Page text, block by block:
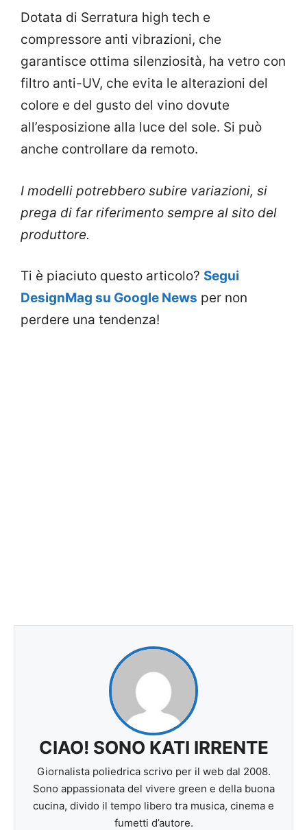
Dotata di Serratura high tech e
compressore anti vibrazioni, che
garantisce ottima silenziosità, ha vetro con
filtro anti-UV, che evita le alterazioni del
colore e del gusto del vino dovute
all’esposizione alla luce del sole. Si può
anche controllare da remoto.
I modelli potrebbero subire variazioni, si
prega di far riferimento sempre al sito del
produttore.
Ti è piaciuto questo articolo? Segui
DesignMag su Google News per non
perdere una tendenza!
CIAO! SONO KATI IRRENTE
Giornalista poliedrica scrivo per il web dal 2008.
Sono appassionata del vivere green e della buona
cucina, divido il tempo libero tra musica, cinema e
fumetti d’autore.